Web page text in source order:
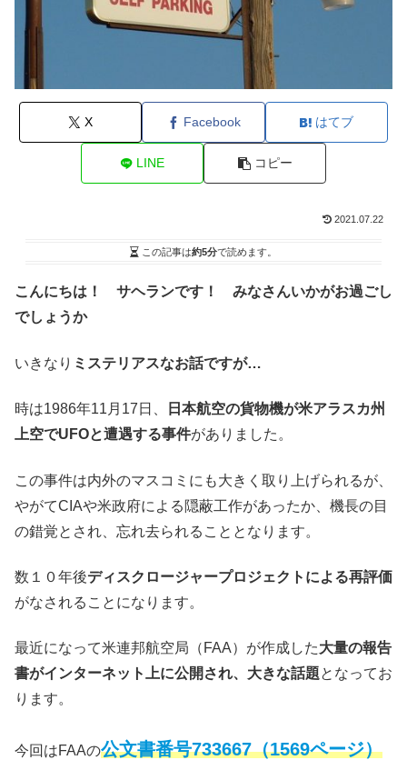
X Facebook はてブ
LINE コピー
2021.07.22
この記事は約5分で読めます。
こんにちは！ サヘランです！ みなさんいかがお過ごし
でしょうか
いきなり ミステリアスなお話ですが…
時は1986年11月17日、
日本航空の貨物機が米アラスカ州
上空でUFOと遭遇する事件がありました。
この事件は内外のマスコミにも大きく取り上げられるが、
やがてCIAや米政府による隠蔽工作があったか、機長の目
の錯覚とされ、忘れ去られることとなります。
数１０年後ディスクロージャープロジェクトによる再評価
がなされることになります。
最近になって米連邦航空局（FAA）が作成した大量の報告
書がインターネット上に公開され、大きな話題となってお
ります。
今回はFAAの公文書番号733667（1569ページ）